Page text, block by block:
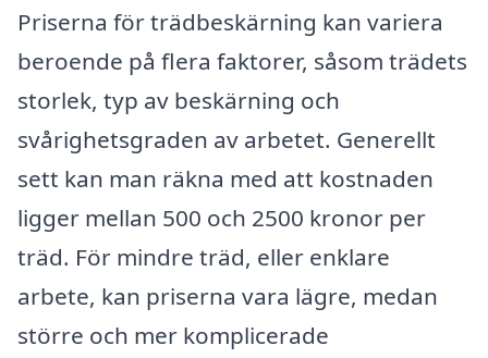
Priserna för trädbeskärning kan variera
beroende på flera faktorer, såsom trädets
storlek, typ av beskärning och
svårighetsgraden av arbetet. Generellt
sett kan man räkna med att kostnaden
ligger mellan 500 och 2500 kronor per
träd. För mindre träd, eller enklare
arbete, kan priserna vara lägre, medan
större och mer komplicerade